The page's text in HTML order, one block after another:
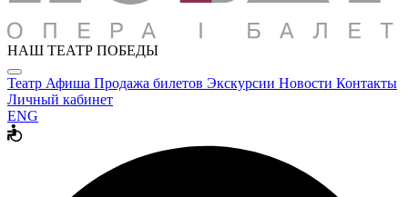
НАШ ТЕАТР ПОБЕДЫ
Театр Афиша Продажа билетов Экскурсии Новости Контакты
Личный кабинет
ENG